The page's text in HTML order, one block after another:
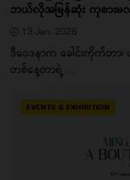
ဘယ်လိုအမြန်ဆုံး ကုစားမ
13 Jan, 2026
ဒီဝေဒနာက ခေါင်းကိုက်တာ
တစ်နေ့တာရဲ့...
EVENTS & EXHIBITION